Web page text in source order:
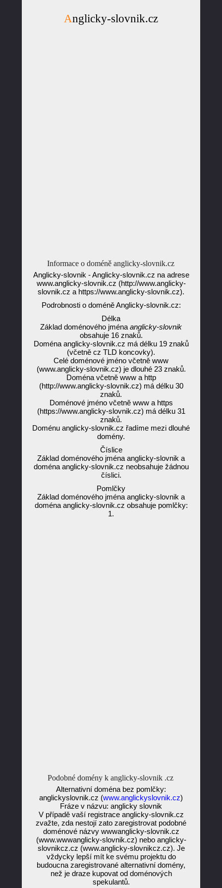
Anglicky-slovnik.cz
Informace o doméně anglicky-slovnik.cz
Anglicky-slovnik - Anglicky-slovnik.cz na adrese
www.anglicky-slovnik.cz (http://www.anglicky-
slovnik.cz a https://www.anglicky-slovnik.cz).
Podrobnosti o doméně Anglicky-slovnik.cz:
Délka
Základ doménového jména anglicky-slovnik
obsahuje 16 znaků.
Doména anglicky-slovnik.cz má délku 19 znaků
(včetně cz TLD koncovky).
Celé doménové jméno včetně www
(www.anglicky-slovnik.cz) je dlouhé 23 znaků.
Doména včetně www a http
(http://www.anglicky-slovnik.cz) má délku 30
znaků.
Doménové jméno včetně www a https
(https://www.anglicky-slovnik.cz) má délku 31
znaků.
Doménu anglicky-slovnik.cz řadíme mezi dlouhé
domény.
Číslice
Základ doménového jména anglicky-slovnik a
doména anglicky-slovnik.cz neobsahuje žádnou
číslici.
Pomlčky
Základ doménového jména anglicky-slovnik a
doména anglicky-slovnik.cz obsahuje pomlčky:
1.
Podobné domény k anglicky-slovnik .cz
Alternativní doména bez pomlčky:
anglickyslovnik.cz (www.anglickyslovnik.cz)
Fráze v názvu: anglicky slovnik
V případě vaší registrace anglicky-slovnik.cz
zvažte, zda nestojí zato zaregistrovat podobné
doménové názvy wwwanglicky-slovnik.cz
(www.wwwanglicky-slovnik.cz) nebo anglicky-
slovnikcz.cz (www.anglicky-slovnikcz.cz). Je
vždycky lepší mít ke svému projektu do
budoucna zaregistrované alternativní domény,
než je draze kupovat od doménových
spekulantů.